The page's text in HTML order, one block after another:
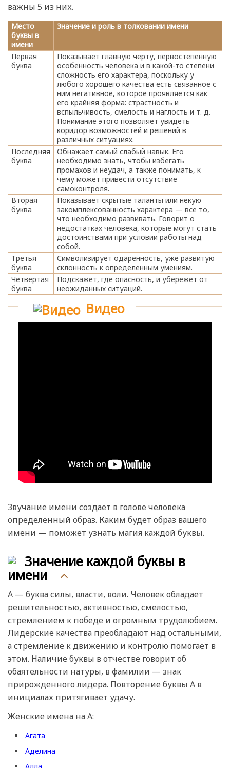
важны 5 из них.
Место
буквы в
имени
Значение и роль в толковании имени
Первая
буква
Показывает главную черту, первостепенную
особенность человека и в какой-то степени
сложность его характера, поскольку у
любого хорошего качества есть связанное с
ним негативное, которое проявляется как
его крайняя форма: страстность и
вспыльчивость, смелость и наглость и т. д.
Понимание этого позволяет увидеть
коридор возможностей и решений в
различных ситуациях.
Последняя
буква
Обнажает самый слабый навык. Его
необходимо знать, чтобы избегать
промахов и неудач, а также понимать, к
чему может привести отсутствие
самоконтроля.
Вторая
буква
Показывает скрытые таланты или некую
закомплексованность характера — все то,
что необходимо развивать. Говорит о
недостатках человека, которые могут стать
достоинствами при условии работы над
собой.
Третья
буква
Символизирует одаренность, уже развитую
склонность к определенным умениям.
Четвертая
буква
Подскажет, где опасность, и убережет от
неожиданных ситуаций.
Видео
Звучание имени создает в голове человека
определенный образ. Каким будет образ вашего
имени — поможет узнать магия каждой буквы.
Значение каждой буквы в
имени
А — буква силы, власти, воли. Человек обладает
решительностью, активностью, смелостью,
стремлением к победе и огромным трудолюбием.
Лидерские качества преобладают над остальными,
а стремление к движению и контролю помогает в
этом. Наличие буквы в отчестве говорит об
обаятельности натуры, в фамилии — знак
прирожденного лидера. Повторение буквы А в
инициалах притягивает удачу.
Женские имена на А:
Агата
Аделина